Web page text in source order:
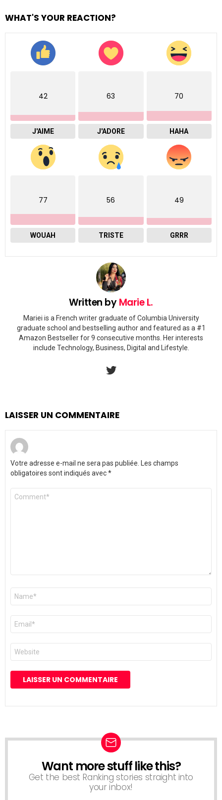
WHAT'S YOUR REACTION?
42
J'AIME
63
J'ADORE
70
HAHA
77
WOUAH
56
TRISTE
49
GRRR
Written byMarie L.
Mariei is a French writer graduate of Columbia University
graduate school and bestselling author and featured as a #1
Amazon Bestseller for 9 consecutive months. Her interests
include Technology, Business, Digital and Lifestyle.
LAISSER UN COMMENTAIRE
Votre adresse e-mail ne sera pas publiée.
Les champs
obligatoires sont indiqués avec*
Commentaire
Nom
E-
mail
*
Site
web
NEWSLETTER
Want more stuff like this?
Get the best Ranking stories straight into
your inbox!